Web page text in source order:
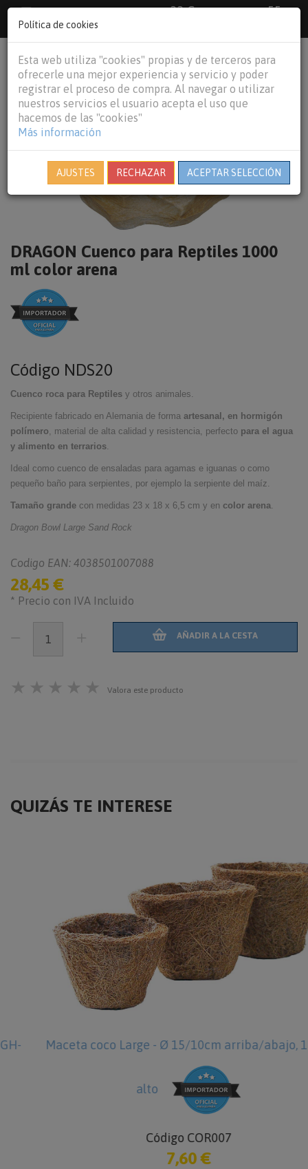
33 €
55
€Baleares y
person shopping_cart
DRAGON Cuenco para Reptiles 1000
ml color arena
Código NDS20
Cuenco roca para Reptiles y otros animales.
Recipiente fabricado en Alemania de forma artesanal, en hormigón
polímero, material de alta calidad y resistencia, perfecto para el agua
y alimento en terrarios.
Ideal como cuenco de ensaladas para agamas e iguanas o como
pequeño baño para serpientes, por ejemplo la serpiente del maíz.
Tamaño grande con medidas 23 x 18 x 6,5 cm y en color arena.
Dragon Bowl Large Sand Rock
Codigo EAN: 4038501007088
28,45 €
* Precio con IVA Incluido
AÑADIR A LA CESTA
★ ★ ★ ★ ★ Valora este producto
QUIZÁS TE INTERESE
Maceta coco Large - Ø 15/10cm arriba/abajo, 11cm
Código COR007
7,60 €
Política de cookies
Esta web utiliza "cookies" propias y de terceros para
ofrecerle una mejor experiencia y servicio y poder
registrar el proceso de compra. Al navegar o utilizar
nuestros servicios el usuario acepta el uso que
hacemos de las "cookies"
Más información
AJUSTES RECHAZAR ACEPTAR SELECCIÓN